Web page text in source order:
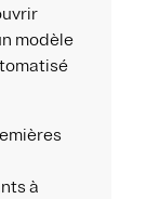
modèle
à